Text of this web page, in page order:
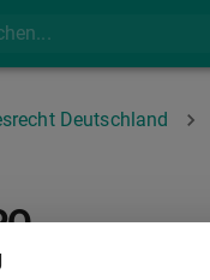
Deutschland